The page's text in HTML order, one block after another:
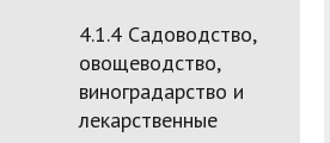
4.1.4 Садоводство,
овощеводство,
виноградарство и
лекарственные